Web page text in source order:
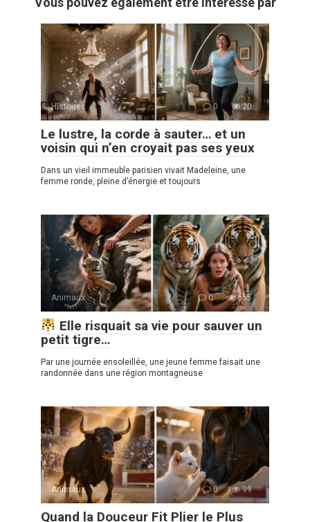
Histoires 0 20
Le lustre, la corde à sauter… et un
voisin qui n’en croyait pas ses yeux
Dans un vieil immeuble parisien vivait Madeleine, une
femme ronde, pleine d’énergie et toujours
Animaux 0 655
Elle risquait sa vie pour sauver un
petit tigre…
Par une journée ensoleillée, une jeune femme faisait une
randonnée dans une région montagneuse
Animaux 0 99
Quand la Douceur Fit Plier le Plus